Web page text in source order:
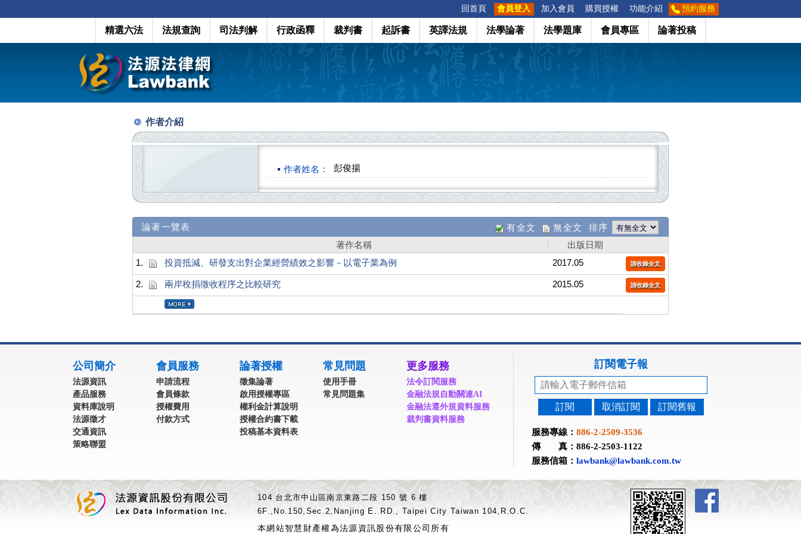
回首頁 會員登入 加入會員 購買授權 功能介紹 預約服務
精選六法 法規查詢 司法判解 行政函釋 裁判書 起訴書 英譯法規 法學論著 法學題庫 會員專區 論著投稿
作者介紹
作者姓名： 彭俊揚
論著一覽表 有全文 無全文 排序
著作名稱
出版日期
1.
投資抵減、研發支出對企業經營績效之影響－以電子業為例 2017.05 請收錄全文
2. 兩岸稅捐徵收程序之比較研究 2015.05 請收錄全文
公司簡介
法源資訊
產品服務
資料庫說明
法源徵才
交通資訊
策略聯盟
會員服務
申請流程
會員條款
授權費用
付款方式
論著授權
徵集論著
啟用授權專區
權利金計算說明
授權合約書下載
投稿基本資料表
常見問題
使用手冊
常見問題集
更多服務
法令訂閱服務
金融法規自動關連AI
金融法遵外規資料服務
裁判書資料服務
訂閱電子報
訂閱 取消訂閱 訂閱舊報
服務專線： 886-2-2509-3536
傳 真：886-2-2503-1122
服務信箱： lawbank@lawbank.com.tw
104 台北市中山區南京東路二段 150 號 6 樓
6F.,No.150,Sec.2,Nanjing E. RD., Taipei City Taiwan 104,R.O.C.
本網站智慧財產權為法源資訊股份有限公司所有